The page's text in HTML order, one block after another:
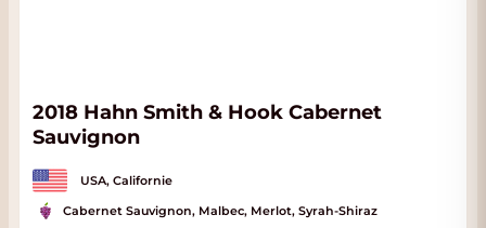
2018 Hahn Smith & Hook Cabernet
Sauvignon
USA, Californie
Cabernet Sauvignon, Malbec, Merlot, Syrah-Shiraz